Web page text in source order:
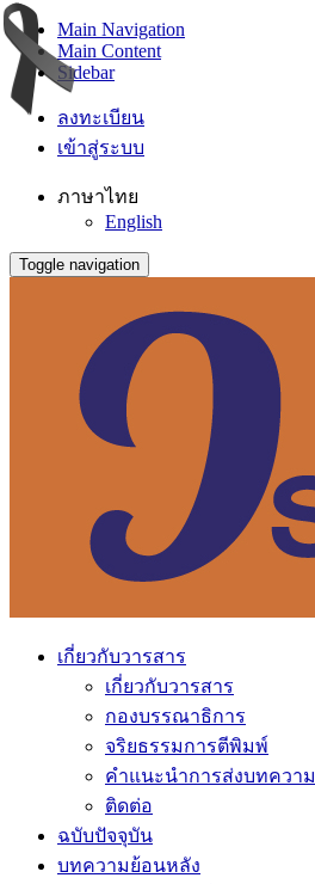
Main Navigation
Main Content
Sidebar
ลงทะเบียน
เข้าสู่ระบบ
ภาษาไทย
English
Toggle navigation
เกี่ยวกับวารสาร
เกี่ยวกับวารสาร
กองบรรณาธิการ
จริยธรรมการตีพิมพ์
คำแนะนำการส่งบทความ
ติดต่อ
ฉบับปัจจุบัน
บทความย้อนหลัง